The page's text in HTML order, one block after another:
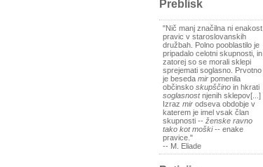
Preblisk
"Nič manj značilna ni enakost
pravic v staroslovanskih
družbah. Polno pooblastilo je
pripadalo celotni skupnosti, in
zatorej so se morali sklepi
sprejemati soglasno. Prvotno
je beseda mir pomenila
občinsko skupščino in hkrati
soglasnostnjenih sklepov[...]
Izraz mir odseva obdobje v
katerem je imel vsak član
skupnosti -- ženske ravno
tako kot moški-- enake
pravice."
-- M. Eliade